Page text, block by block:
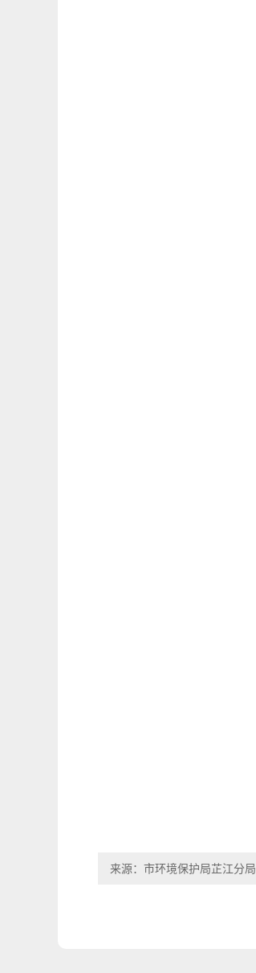
来源：市环境保护局芷江分局